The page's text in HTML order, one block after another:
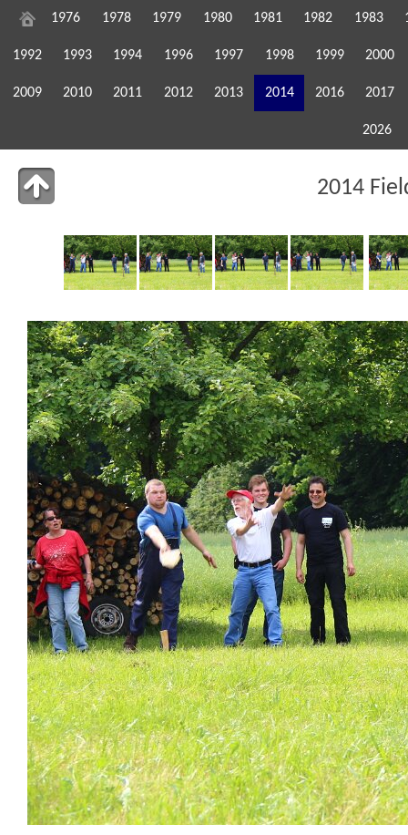
1976 1978 1979 1980 1981 1982 1983
1992 1993 1994 1996 1997 1998 1999 2000
2009 2010 2011 2012 2013 2014 2016 2017
2026
2014